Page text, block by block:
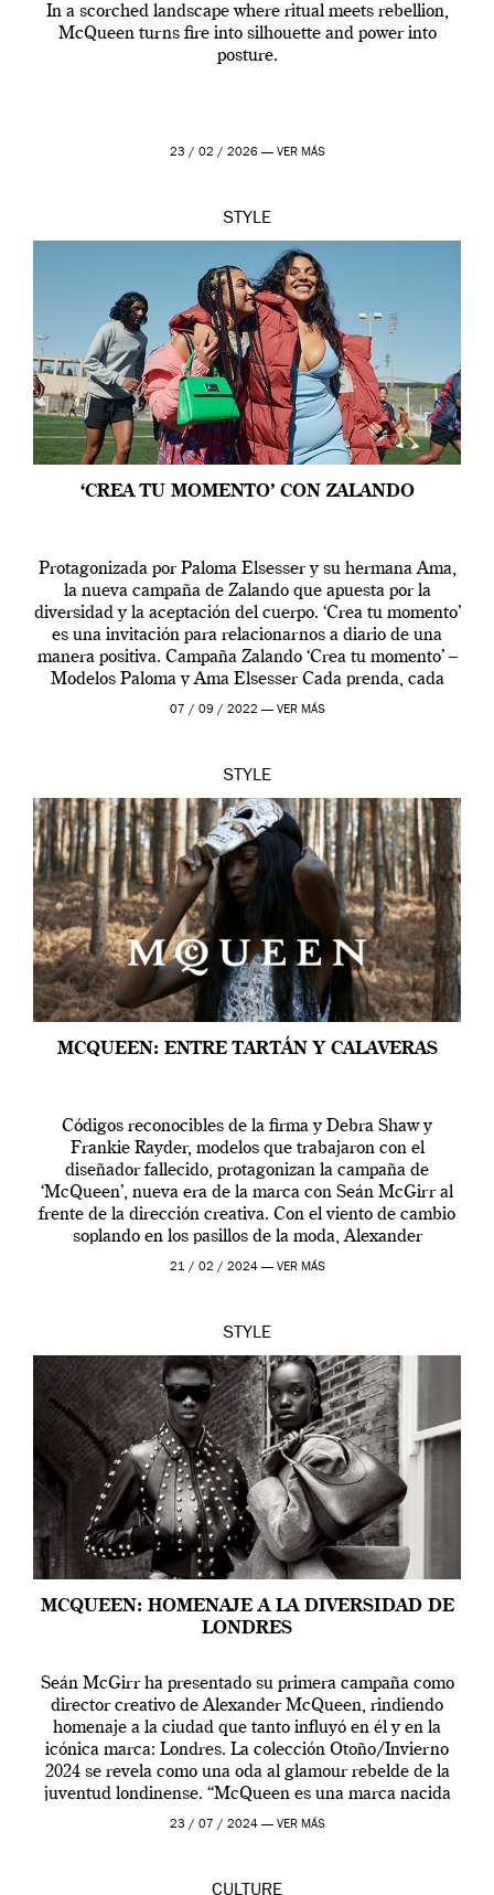
In a scorched landscape where ritual meets rebellion,
McQueen turns fire into silhouette and power into
posture.
23 / 02 / 2026 — VER MÁS
STYLE
‘CREA TU MOMENTO’ CON ZALANDO
Protagonizada por Paloma Elsesser y su hermana Ama,
la nueva campaña de Zalando que apuesta por la
diversidad y la aceptación del cuerpo. ‘Crea tu momento’
es una invitación para relacionarnos a diario de una
manera positiva. Campaña Zalando ‘Crea tu momento’ –
Modelos Paloma y Ama Elsesser Cada prenda, cada
outfit, cada momento, caracteriza […]
07 / 09 / 2022 — VER MÁS
STYLE
MCQUEEN: ENTRE TARTÁN Y CALAVERAS
Códigos reconocibles de la firma y Debra Shaw y
Frankie Rayder, modelos que trabajaron con el
diseñador fallecido, protagonizan la campaña de
‘McQueen’, nueva era de la marca con Seán McGirr al
frente de la dirección creativa. Con el viento de cambio
soplando en los pasillos de la moda, Alexander
McQueen se prepara para una […]
21 / 02 / 2024 — VER MÁS
STYLE
MCQUEEN: HOMENAJE A LA DIVERSIDAD DE
LONDRES
Seán McGirr ha presentado su primera campaña como
director creativo de Alexander McQueen, rindiendo
homenaje a la ciudad que tanto influyó en él y en la
icónica marca: Londres. La colección Otoño/Invierno
2024 se revela como una oda al glamour rebelde de la
juventud londinense. “McQueen es una marca nacida
en Londres y siempre ha […]
23 / 07 / 2024 — VER MÁS